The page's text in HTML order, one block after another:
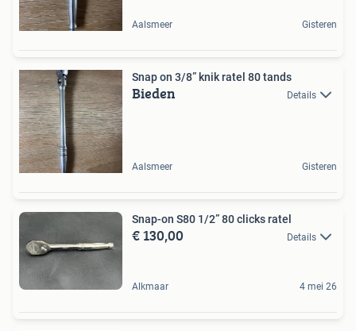
Aalsmeer Gisteren
Snap on 3/8” knik ratel 80 tands
Bieden Details
Aalsmeer Gisteren
Snap-on S80 1/2” 80 clicks ratel
€ 130,00 Details
Alkmaar 4 mei 26